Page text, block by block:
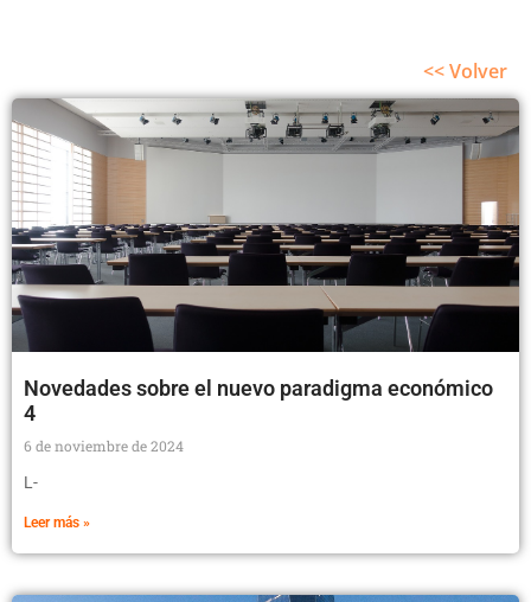
<< Volver
Novedades sobre el nuevo paradigma económico
4
6 de noviembre de 2024
L-
Leer más »